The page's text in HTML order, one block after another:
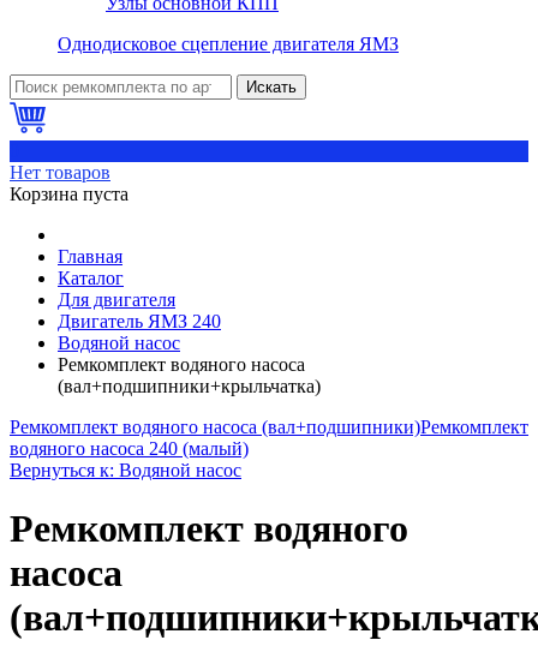
Однодисковое сцепление двигателя ЯМЗ
Искать
Нет товаров
Корзина пуста
Главная
Каталог
Для двигателя
Двигатель ЯМЗ 240
Водяной насос
Ремкомплект водяного насоса
(вал+подшипники+крыльчатка)
Ремкомплект водяного насоса (вал+подшипники)Ремкомплект
водяного насоса 240 (малый)
Вернуться к: Водяной насос
Ремкомплект водяного
насоса